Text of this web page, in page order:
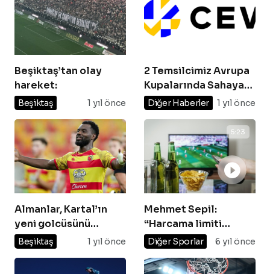
Beşiktaş’tan olay
hareket:
Beşiktaş 1 yıl önce
2 Temsilcimiz Avrupa
Kupalarında Sahaya
Çıkacak
Diğer Haberler 1 yıl önce
Almanlar, Kartal’ın
yeni golcüsünü
duyurdu! Beşiktaş
aradığı ismi buldu
Beşiktaş 1 yıl önce
5:23
Mehmet Sepil:
“Harcama limiti
başarısız oldu”
Diğer Sporlar 6 yıl önce